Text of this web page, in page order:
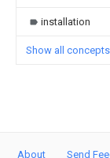
installation
Show all
About Send